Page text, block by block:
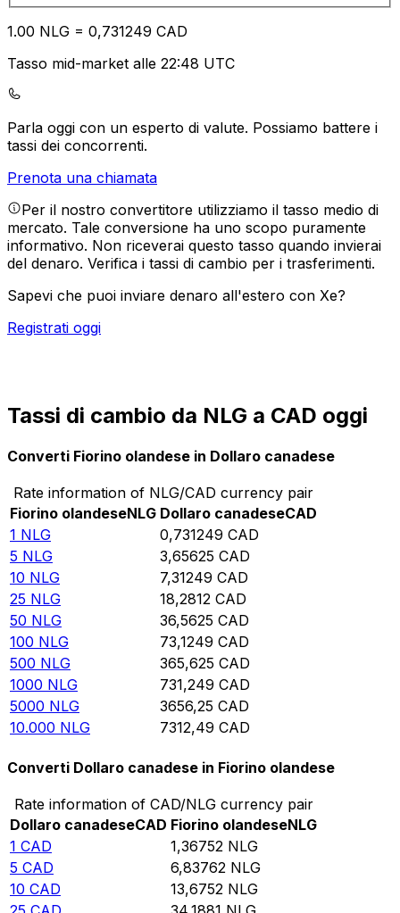
1.00 NLG = 0,731249 CAD
Tasso mid-market alle 22:48 UTC
Parla oggi con un esperto di valute. Possiamo battere i
tassi dei concorrenti.
Prenota una chiamata
Per il nostro convertitore utilizziamo il tasso medio di
mercato. Tale conversione ha uno scopo puramente
informativo. Non riceverai questo tasso quando invierai
del denaro. Verifica i tassi di cambio per i trasferimenti.
Sapevi che puoi inviare denaro all'estero con Xe?
Registrati oggi
Tassi di cambio da NLG a CAD oggi
Converti Fiorino olandese in Dollaro canadese
Rate information of NLG/CAD currency pair
Fiorino olandeseNLG Dollaro canadeseCAD
1 NLG 0,731249 CAD
5 NLG 3,65625 CAD
10 NLG 7,31249 CAD
25 NLG 18,2812 CAD
50 NLG 36,5625 CAD
100 NLG 73,1249 CAD
500 NLG 365,625 CAD
1000 NLG 731,249 CAD
5000 NLG 3656,25 CAD
10.000 NLG 7312,49 CAD
Converti Dollaro canadese in Fiorino olandese
Rate information of CAD/NLG currency pair
Dollaro canadeseCAD Fiorino olandeseNLG
1 CAD 1,36752 NLG
5 CAD 6,83762 NLG
10 CAD 13,6752 NLG